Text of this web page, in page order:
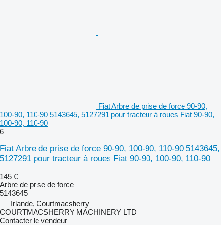
Fiat Arbre de prise de force 90-90,
100-90, 110-90 5143645, 5127291 pour tracteur à roues Fiat 90-90,
100-90, 110-90
6
Fiat Arbre de prise de force 90-90, 100-90, 110-90 5143645,
5127291 pour tracteur à roues Fiat 90-90, 100-90, 110-90
145 €
Arbre de prise de force
5143645
Irlande, Courtmacsherry
COURTMACSHERRY MACHINERY LTD
Contacter le vendeur